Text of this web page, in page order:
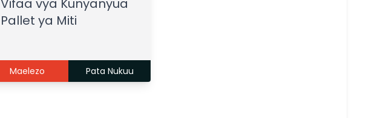
Vifaa vya Kunyanyua
Pallet ya Miti
Maelezo Pata Nukuu